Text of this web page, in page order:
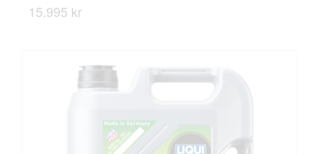
15.995 kr